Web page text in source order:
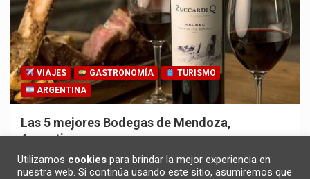
VIAJES GASTRONOMÍA
TURISMO
ARGENTINA
Las 5 mejores Bodegas de Mendoza,
Argentina
30/10/2025 Redacción
Utilizamos cookies para brindar la mejor experiencia en
nuestra web. Si continúa usando este sitio, asumiremos que